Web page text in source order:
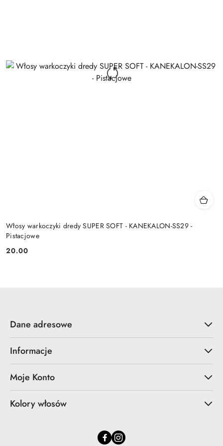
Włosy warkoczyki dredy SUPER SOFT - KANEKALON-SS29 -
Pistacjowe
Cena:
20.00
Dane adresowe
Informacje
Moje Konto
Kolory włosów